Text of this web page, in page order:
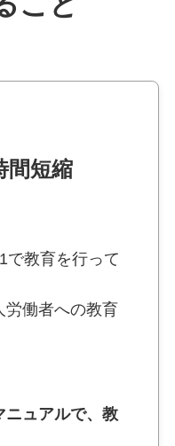
間短縮
で教育を行って
労働者への​教育
ニュアルで、教